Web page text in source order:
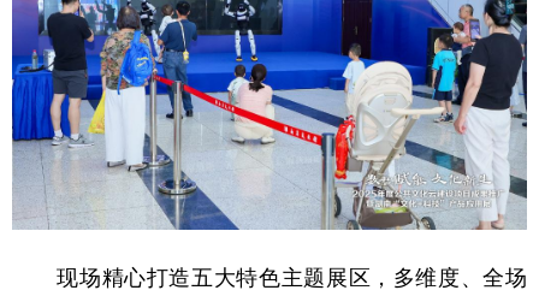
公益 一带一路 亚太网 上市公司
文化产业
地方频道
北京 天津 河北 山西
辽宁 吉林 上海 江苏
现场精心打造五大特色主题展区，多维度、全场